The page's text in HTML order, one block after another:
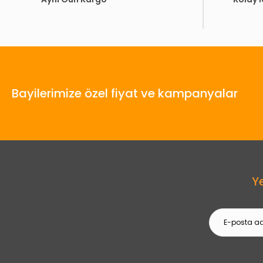
Bayilerimize özel fiyat ve kampanyalar